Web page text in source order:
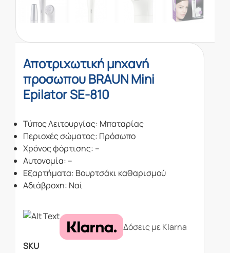
Αποτριχωτική μηχανή
προσωπου BRAUN Mini
Epilator SE-810
Τύπος Λειτουργίας: Μπαταρίας
Περιοχές σώματος: Πρόσωπο
Χρόνος φόρτισης: –
Αυτονομία: –
Eξαρτήματα: Βουρτσάκι καθαρισμού
Αδιάβροχη: Ναί
Δόσεις με Klarna
SKU